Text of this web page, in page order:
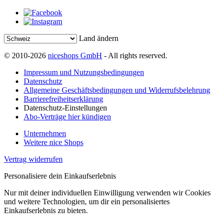
Land ändern
© 2010-2026 niceshops GmbH - All rights reserved.
Impressum und Nutzungsbedingungen
Datenschutz
Allgemeine Geschäftsbedingungen und Widerrufsbelehrung
Barrierefreiheitserklärung
Datenschutz-Einstellungen
Abo-Verträge hier kündigen
Unternehmen
Weitere nice Shops
Vertrag widerrufen
Personalisiere dein Einkaufserlebnis
Nur mit deiner individuellen Einwilligung verwenden wir Cookies
und weitere Technologien, um dir ein personalisiertes
Einkaufserlebnis zu bieten.